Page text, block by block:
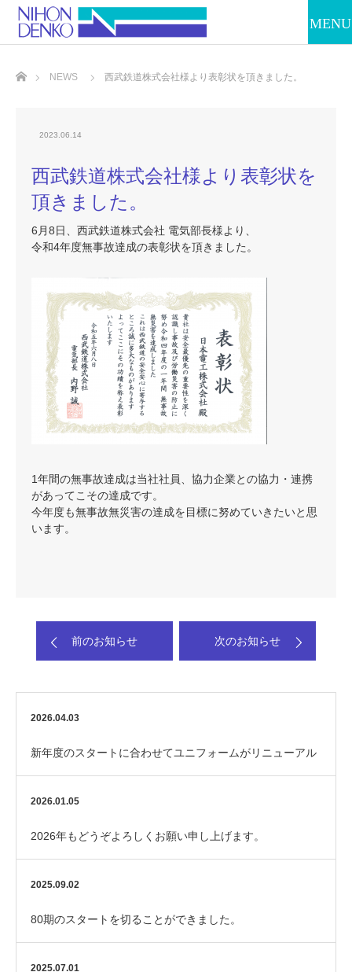
NEWS
西武鉄道株式会社様より表彰状を頂きました。
2023.06.14
西武鉄道株式会社様より表彰状を
頂きました。
6月8日、西武鉄道株式会社 電気部長様より、
令和4年度無事故達成の表彰状を頂きました。
1年間の無事故達成は当社社員、協力企業との協力・連携
があってこその達成です。
今年度も無事故無災害の達成を目標に努めていきたいと思
います。
前のお知らせ 次のお知らせ
2026.04.03
新年度のスタートに合わせてユニフォームがリニューアル
しました！
2026.01.05
2026年もどうぞよろしくお願い申し上げます。
2025.09.02
80期のスタートを切ることができました。
2025.07.01